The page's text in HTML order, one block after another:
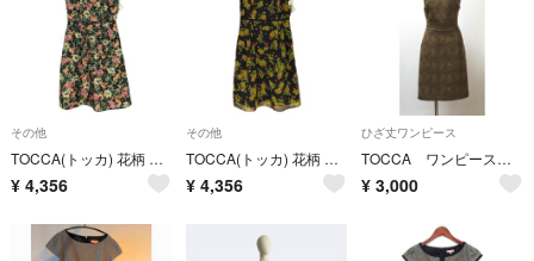
その他
TOCCA(トッカ) 花柄 刺繍 総レース ノースリーブ ワンピース レディース
¥ 4,356
その他
TOCCA(トッカ) 花柄 ノースリーブワンピース レディース ワンピース
¥ 4,356
ひざ丈ワンピース
TOCCA ワンピース 「４ 」/ ７－９号程度
¥ 3,000